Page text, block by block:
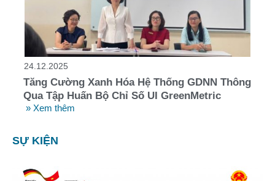
24.12.2025
Tăng Cường Xanh Hóa Hệ Thống GDNN Thông
Qua Tập Huấn Bộ Chỉ Số UI GreenMetric
» Xem thêm
SỰ KIỆN